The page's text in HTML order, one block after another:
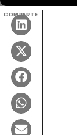
COMPARTE